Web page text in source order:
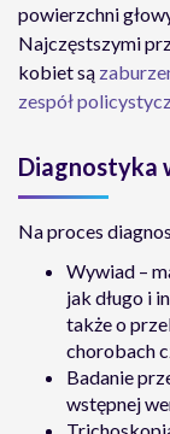
powierzchni
Najczęstszymi
kobiet są
zespół
Diagnostyka
Na proces
Wywiad –
jak długo i
także o
chorobach
Badanie
wstępnej